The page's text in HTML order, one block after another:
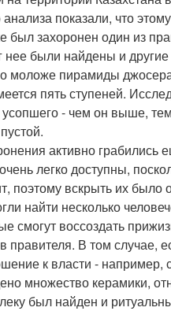
показали, что
был захоронен один из
были найдены и
моложе пирамиды
пять ступеней.
усопшего - чем он выше,
активно
легко доступны,
поэтому вскрыть их было
найти несколько
смогут воссоздать
правителя. В том случае,
к власти -
множество керамики,
был найден и